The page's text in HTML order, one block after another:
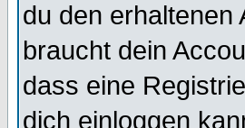
du den erhaltenen
braucht dein
dass eine
dich einloggen